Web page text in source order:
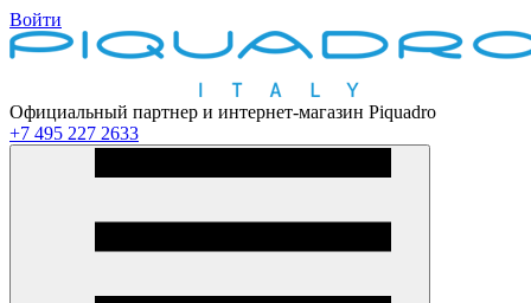
Войти
Официальный партнер и интернет-магазин Piquadro
+7 495 227 2633